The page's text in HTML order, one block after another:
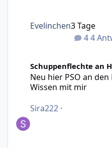
4
Evelinchen3 Tage
Schuppenflechte an
Neu hier PSO an
Wissen mit mir
Sira222 ·